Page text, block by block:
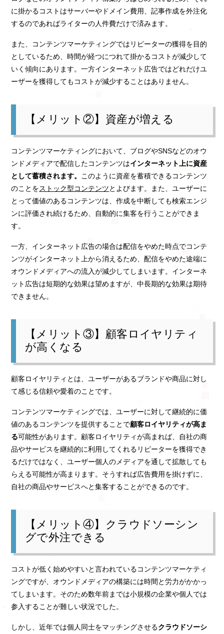
に掛かるコストはサーバーやドメイン費用、記事作成を外注化
するのであればライターの人件費だけで済みます。
また、コンテンツマーケティングではリピーターの獲得を目的
としているため、時間が経つにつれて掛かるコストが減少して
いく傾向にあります。一方インターネット広告ではどれだけユ
ーザーを獲得してもコストが減少することはありません。
【メリット②】資産が増える
コンテンツマーケティングにおいて、ブログやSNSなどのオウ
ンドメディアで配信したコンテンツはインターネット上に資産
として蓄積されます。 このように資産を蓄積できるコンテンツ
のことをストック型コンテンツとよびます。また、ユーザーに
とって価値のあるコンテンツは、作成を中断しても検索エンジ
ンに評価され続けるため、自動的に集客を行うことができま
す。
一方、インターネット広告の場合は配信をやめた時点でコンテ
ンツがインターネット上から消えるため、配信をやめた途端に
オウンドメディアへの流入が減少してしまいます。インターネ
ット広告は短期的な効果は望めますが、中長期的な効果は期待
できません。
【メリット③】顧客ロイヤリティ
が高くなる
顧客ロイヤリティとは、ユーザーがあるブランドや商品に対し
て感じる信頼や愛着のことです。
コンテンツマーケティングでは、ユーザーに対して継続的に価
値のあるコンテンツを提供することで顧客ロイヤリティが高ま
る可能性があります。顧客ロイヤリティが高まれば、自社の商
品やサービスを継続的に利用してくれるリピーターを獲得でき
るだけではなく、ユーザー個人のメディアを通して拡散しても
らえる可能性が高まります。そうすれば広告費用を掛けずに、
自社の商品やサービスへと集客することができるのです。
【メリット④】クラウドソーシン
グで外注できる
コストが低く始めやすいと言われているコンテンツマーケティ
ングですが、オウンドメディアの構築には時間と労力がかかっ
てしまいます。そのため数年前までは小規模の企業や個人では
参入することが難しい状況でした。
しかし、近年では個人同士をマッチングさせるクラウドソーシ